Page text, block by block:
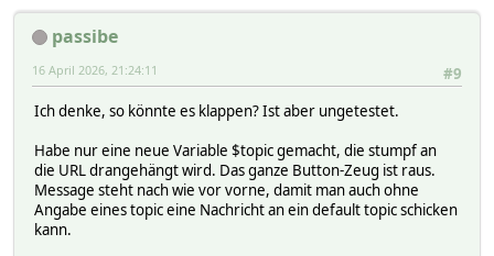
passibe
#9
16 April 2026, 21:24:11
Ich denke, so könnte es klappen? Ist aber ungetestet.
Habe nur eine neue Variable $topic gemacht, die stumpf an
die URL drangehängt wird. Das ganze Button-Zeug ist raus.
Message steht nach wie vor vorne, damit man auch ohne
Angabe eines topic eine Nachricht an ein default topic schicken
kann.